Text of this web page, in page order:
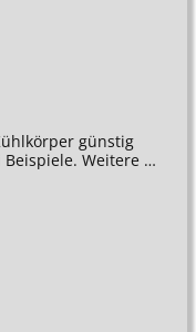
günstig
Weitere …